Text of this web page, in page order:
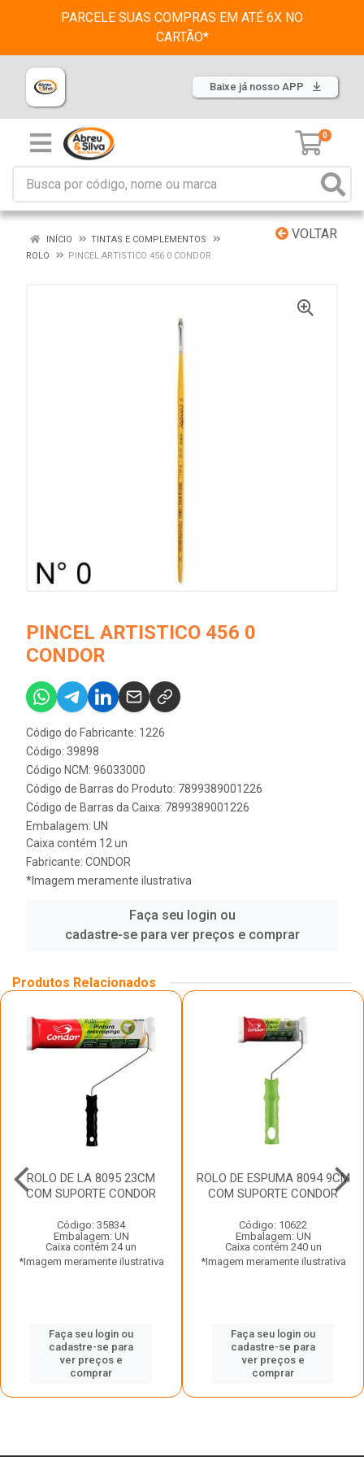
PARCELE SUAS COMPRAS EM ATÉ 6X NO
CARTÃO*
Baixe já nosso APP
0
VOLTAR
INÍCIO
TINTAS E COMPLEMENTOS
ROLO
PINCEL ARTISTICO 456 0 CONDOR
PINCEL ARTISTICO 456 0
CONDOR
Código do Fabricante: 1226
Código: 39898
Código NCM: 96033000
Código de Barras do Produto: 7899389001226
Código de Barras da Caixa: 7899389001226
Embalagem: UN
Caixa contém 12 un
Fabricante: CONDOR
*Imagem meramente ilustrativa
Faça seu login ou
cadastre-se para ver preços e comprar
Produtos Relacionados
ROLO DE LA 8095 23CM
COM SUPORTE CONDOR
Código: 35834
Embalagem: UN
Caixa contém 24 un
*Imagem meramente ilustrativa
Faça seu login ou
cadastre-se para
ver preços e
comprar
ROLO DE ESPUMA 8094 9CM
COM SUPORTE CONDOR
Código: 10622
Embalagem: UN
Caixa contém 240 un
*Imagem meramente ilustrativa
Faça seu login ou
cadastre-se para
ver preços e
comprar